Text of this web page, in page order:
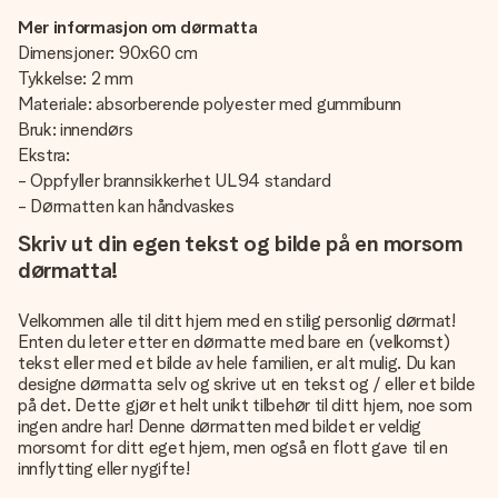
Mer informasjon om dørmatta
Dimensjoner: 90x60 cm
Tykkelse: 2 mm
Materiale: absorberende polyester med gummibunn
Bruk: innendørs
Ekstra:
- Oppfyller brannsikkerhet UL94 standard
- Dørmatten kan håndvaskes
Skriv ut din egen tekst og bilde på en morsom
dørmatta!
Velkommen alle til ditt hjem med en stilig personlig dørmat!
Enten du leter etter en dørmatte med bare en (velkomst)
tekst eller med et bilde av hele familien, er alt mulig. Du kan
designe dørmatta selv og skrive ut en tekst og / eller et bilde
på det. Dette gjør et helt unikt tilbehør til ditt hjem, noe som
ingen andre har! Denne dørmatten med bildet er veldig
morsomt for ditt eget hjem, men også en flott gave til en
innflytting eller nygifte!